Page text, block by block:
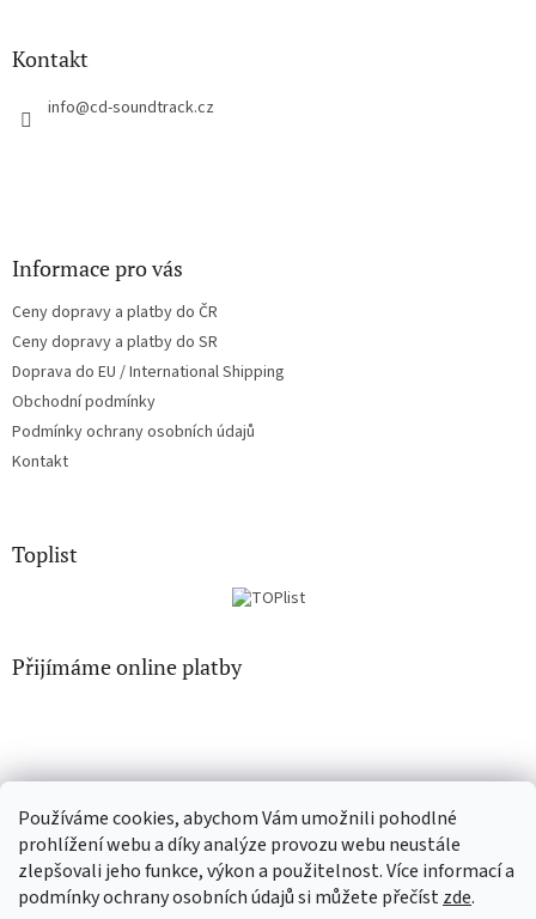
Používáme cookies, abychom Vám umožnili pohodlné
prohlížení webu a díky analýze provozu webu neustále
zlepšovali jeho funkce, výkon a použitelnost. Více informací a
podmínky ochrany osobních údajů si můžete přečístzde.
Kontakt
info@cd-soundtrack.cz
Informace pro vás
Ceny dopravy a platby do ČR
Ceny dopravy a platby do SR
Doprava do EU / International Shipping
Obchodní podmínky
Podmínky ochrany osobních údajů
Kontakt
Toplist
Přijímáme online platby
CD-hudba.cz EN-filmy.cz